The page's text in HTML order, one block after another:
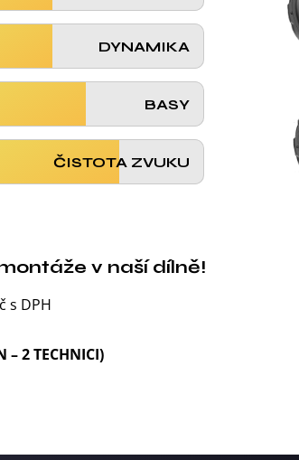
DYNAMIKA
BASY
ČISTOTA ZVUKU
v naší dílně!
s DPH
– 2 TECHNICI)